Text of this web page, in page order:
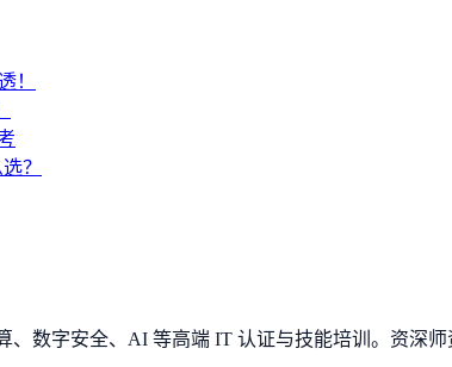
！
？
数字安全、AI 等高端 IT 认证与技能培训。资深师